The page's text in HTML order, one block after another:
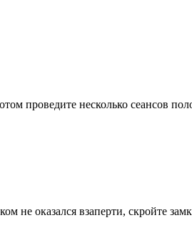
проведите несколько сеансов
не оказался взаперти, скройте